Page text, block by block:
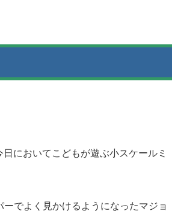
においてこどもが遊ぶ小スケールミ
でよく見かけるようになったマジョ